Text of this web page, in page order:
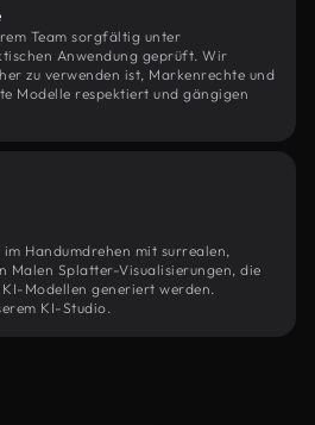
Team sorgfältig unter
Anwendung geprüft. Wir
zu verwenden ist, Markenrechte und
Modelle respektiert und gängigen
Handumdrehen mit surrealen,
Malen Splatter-Visualisierungen, die
Modellen generiert werden.
KI-Studio.